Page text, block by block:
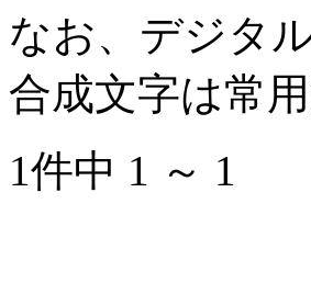
なお、デジタ
合成文字は常
1件中 1 ～ 1